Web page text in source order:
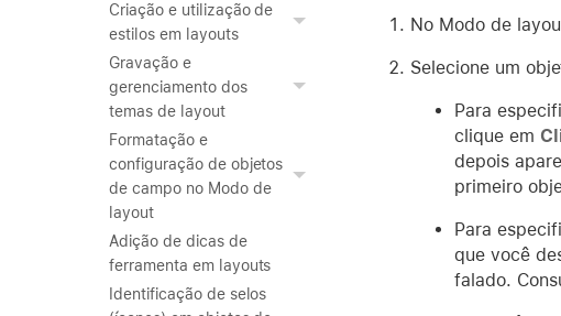
Criação e utilização de
estilos em layouts
Gravação e
gerenciamento dos
temas de layout
Formatação e
configuração de objetos
de campo no Modo de
layout
Adição de dicas de
ferramenta em layouts
Identificação de selos
No Modo de
Selecione um
Para
clique em
depois
primeiro
Para
que você
falado.